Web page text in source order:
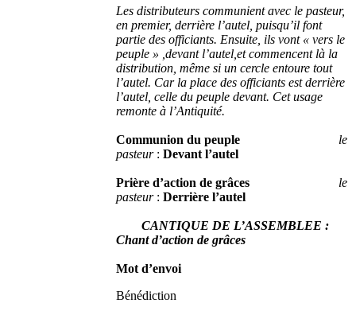
Les distributeurs communient avec le pasteur,
en premier, derrière l’autel, puisqu’il font
partie des officiants. Ensuite, ils vont « vers le
peuple » ,devant l’autel,et commencent là la
distribution, même si un cercle entoure tout
l’autel. Car la place des officiants est derrière
l’autel, celle du peuple devant. Cet usage
remonte à l’Antiquité.
Communion du peuple le
pasteur:Devant l’autel
Prière d’action de grâces le
pasteur:Derrière l’autel
CANTIQUE DE L’ASSEMBLEE :
Chant d’action de grâces
Mot d’envoi
Bénédiction